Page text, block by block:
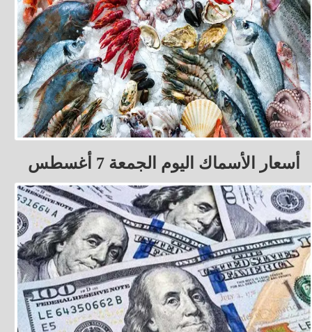
أسعار الأسماك اليوم الجمعة 7 أغسطس